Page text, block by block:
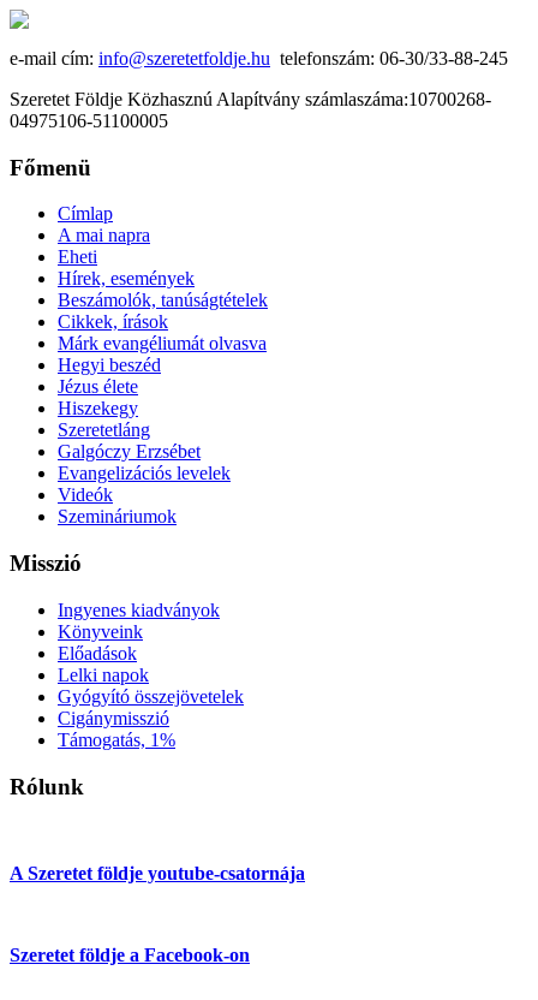
e-mail cím: info@szeretetfoldje.hu telefonszám: 06-30/33-88-245
Szeretet Földje Közhasznú Alapítvány számlaszáma:10700268-
04975106-51100005
Főmenü
Címlap
A mai napra
Eheti
Hírek, események
Beszámolók, tanúságtételek
Cikkek, írások
Márk evangéliumát olvasva
Hegyi beszéd
Jézus élete
Hiszekegy
Szeretetláng
Galgóczy Erzsébet
Evangelizációs levelek
Videók
Szemináriumok
Misszió
Ingyenes kiadványok
Könyveink
Előadások
Lelki napok
Gyógyító összejövetelek
Cigánymisszió
Támogatás, 1%
Rólunk
A Szeretet földje youtube-csatornája
Szeretet földje a Facebook-on